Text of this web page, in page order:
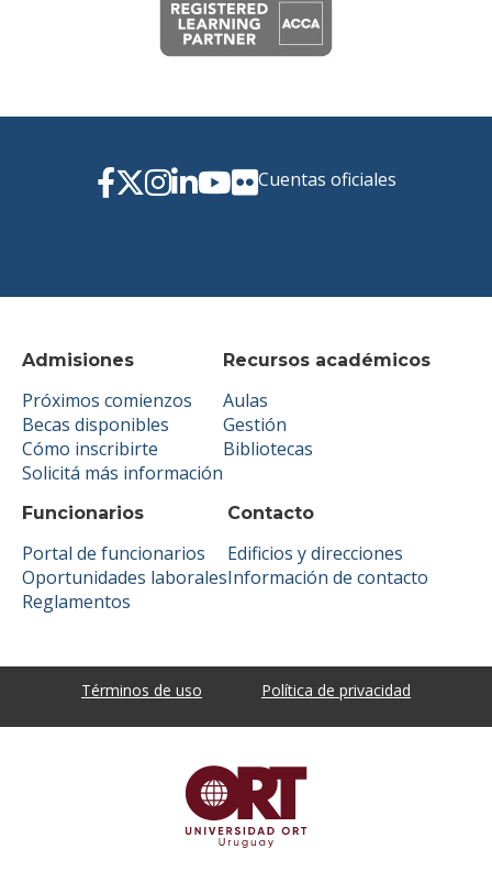
Admisiones
Próximos comienzos
Becas disponibles
Cómo inscribirte
Solicitá más información
Recursos académicos
Aulas
Gestión
Bibliotecas
Funcionarios
Portal de funcionarios
Oportunidades laborales
Reglamentos
Contacto
Edificios y direcciones
Información de contacto
Cuentas oficiales
Términos de uso Política de privacidad